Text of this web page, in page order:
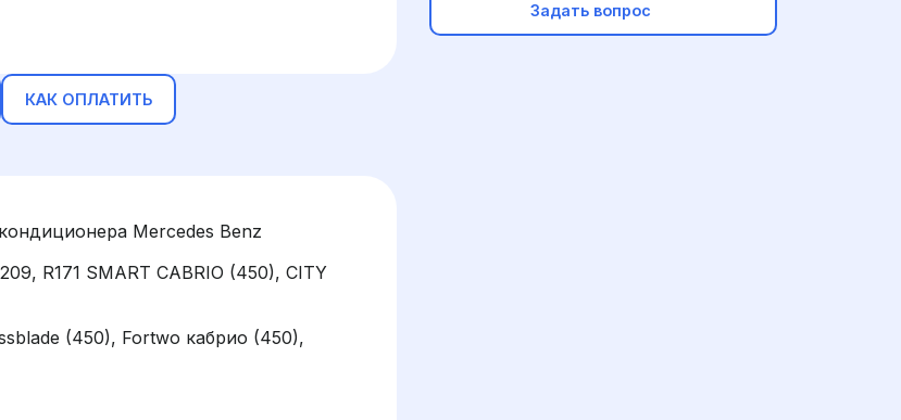
КАК ОПЛАТИТЬ
Mercedes Benz
R171 SMART CABRIO (450), CITY
(450), Fortwo кабрио (450),
Задать вопрос